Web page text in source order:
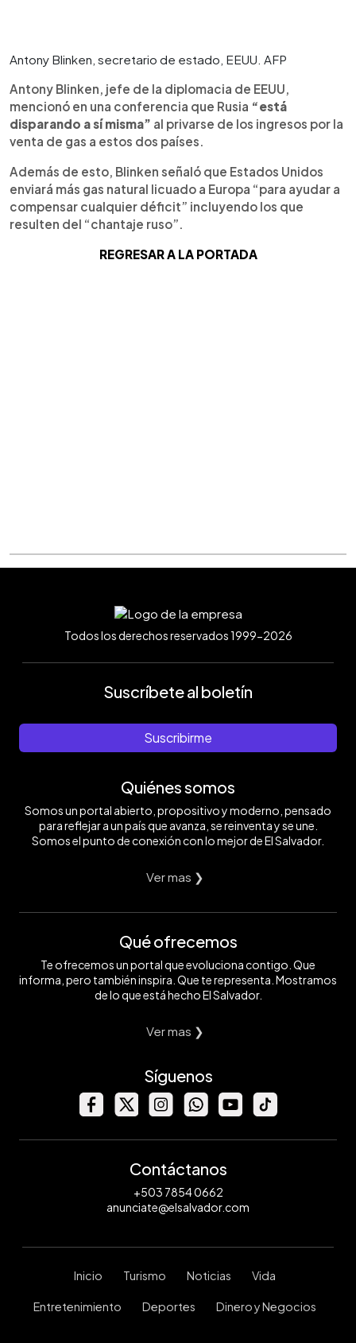
Antony Blinken, secretario de estado, EEUU. AFP
Antony Blinken, jefe de la diplomacia de EEUU,
mencionó en una conferencia que Rusia “está
disparando a sí misma” al privarse de los ingresos por la
venta de gas a estos dos países.
Además de esto, Blinken señaló que Estados Unidos
enviará más gas natural licuado a Europa “para ayudar a
compensar cualquier déficit” incluyendo los que
resulten del “chantaje ruso”.
REGRESAR A LA PORTADA
Todos los derechos reservados 1999-2026
Suscríbete al boletín
Suscribirme
Quiénes somos
Somos un portal abierto, propositivo y moderno, pensado
para reflejar a un país que avanza, se reinventa y se une.
Somos el punto de conexión con lo mejor de El Salvador.
Ver mas ❯
Qué ofrecemos
Te ofrecemos un portal que evoluciona contigo. Que
informa, pero también inspira. Que te representa. Mostramos
de lo que está hecho El Salvador.
Ver mas ❯
Síguenos
Contáctanos
+503 7854 0662
anunciate@elsalvador.com
Inicio Turismo Noticias Vida
Entretenimiento Deportes Dinero y Negocios